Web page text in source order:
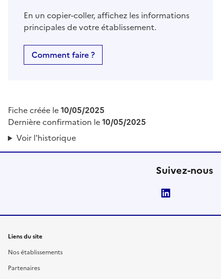
En un copier-coller, affichez les informations
principales de votre établissement.
Comment faire ?
Fiche créée le10/05/2025
Dernière confirmation le10/05/2025
Voir l'historique
Suivez-nous
Liens du site
Nos établissements
Partenaires